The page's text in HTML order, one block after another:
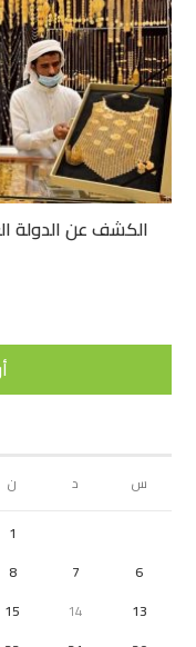
الكشف عن الدولة
س د ن
1
6
7
8
13
14
15